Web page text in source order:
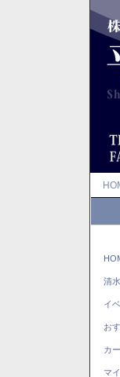
清
イ
お
カ
マ